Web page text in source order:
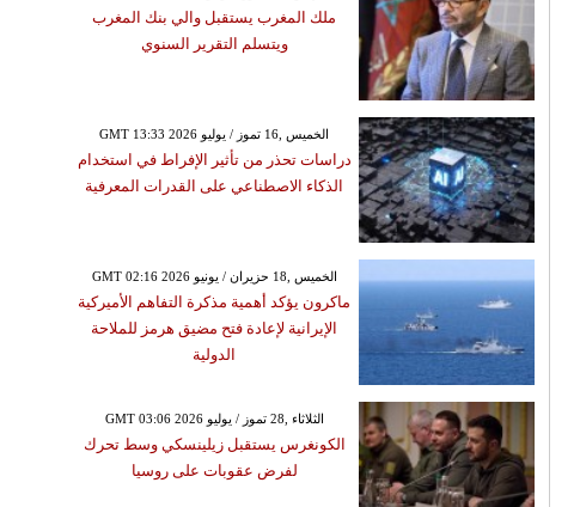
ملك المغرب يستقبل والي بنك المغرب
ويتسلم التقرير السنوي
GMT 13:33 2026 الخميس ,16 تموز / يوليو
دراسات تحذر من تأثير الإفراط في استخدام
الذكاء الاصطناعي على القدرات المعرفية
GMT 02:16 2026 الخميس ,18 حزيران / يونيو
ماكرون يؤكد أهمية مذكرة التفاهم الأميركية
الإيرانية لإعادة فتح مضيق هرمز للملاحة
الدولية
GMT 03:06 2026 الثلاثاء ,28 تموز / يوليو
الكونغرس يستقبل زيلينسكي وسط تحرك
لفرض عقوبات على روسيا